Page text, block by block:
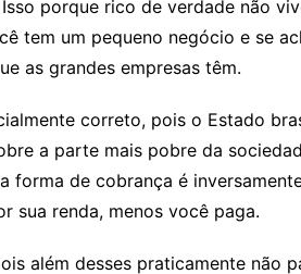
porque rico de verdade não
tem um pequeno negócio e se
as grandes empresas têm.
correto, pois o Estado
a parte mais pobre da
de cobrança é
sua renda, menos você paga.
além desses praticamente não